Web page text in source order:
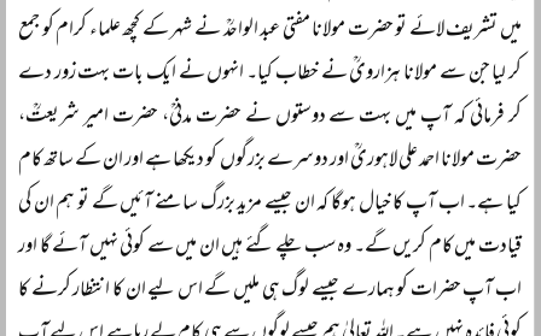
میں تشریف لائے تو حضرت مولانا مفتی عبد الواحدؒ نے شہر کے کچھ علماء کرام کو جمع
کر لیا جن سے مولانا ہزارویؒ نے خطاب کیا۔ انہوں نے ایک بات بہت زور دے
کر فرمائی کہ آپ میں بہت سے دوستوں نے حضرت مدنیؒ، حضرت امیر شریعتؒ،
حضرت مولانا احمد علی لاہوریؒ اور دوسرے بزرگوں کو دیکھا ہے اور ان کے ساتھ کام
کیا ہے۔ اب آپ کا خیال ہوگا کہ ان جیسے مزید بزرگ سامنے آئیں گے تو ہم ان کی
قیادت میں کام کریں گے۔ وہ سب چلے گئے ہیں ان میں سے کوئی نہیں آئے گا اور
اب آپ حضرات کو ہمارے جیسے لوگ ہی ملیں گے اس لیے ان کا انتظار کرنے کا